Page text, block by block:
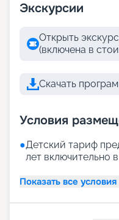
Экскурсии
Открыть
(включена в
Скачать
Условия
●Детский тариф
лет включительно
Показать все условия